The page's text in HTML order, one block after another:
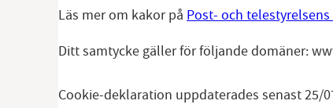
Läs mer om kakor på Post- och
Ditt samtycke gäller för följande domäner:
Cookie-deklaration uppdaterades senast 25/